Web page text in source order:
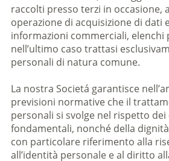
raccolti presso terzi in occasione,
operazione di acquisizione di dati
informazioni commerciali, elenchi
nell’ultimo caso trattasi
personali di natura comune.
La nostra Societá garantisce
previsioni normative che il
personali si svolge nel rispetto
fondamentali, nonché della
con particolare riferimento alla
all’identità personale e al diritto